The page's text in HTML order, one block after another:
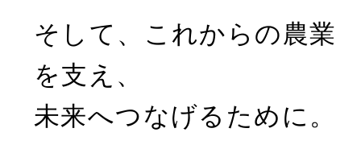
そして、これからの農業
を支え、
未来へつなげるために。